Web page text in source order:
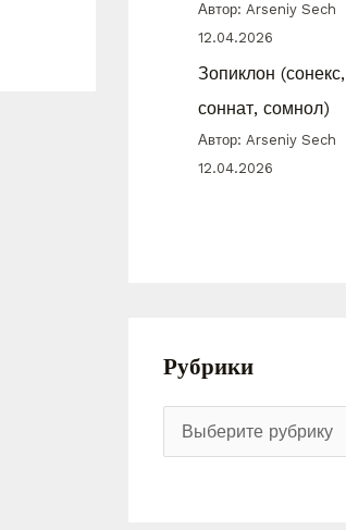
Автор: Arseniy Sech
12.04.2026
Зопиклон (сонекс,
соннат, сомнол)
Автор: Arseniy Sech
12.04.2026
Рубрики